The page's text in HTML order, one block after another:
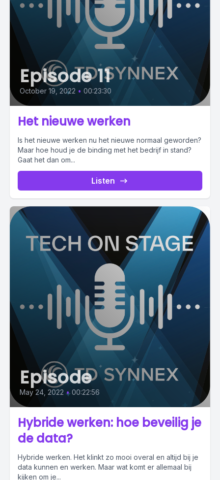
Episode 11
October 19, 2022 • 00:23:30
Het nieuwe werken
Is het nieuwe werken nu het nieuwe normaal geworden?
Maar hoe houd je de binding met het bedrijf in stand?
Gaat het dan om...
Listen
Episode
May 24, 2022 • 00:22:56
Hybride werken: hoe beveilig je
de data?
Hybride werken. Het klinkt zo mooi overal en altijd bij je
data kunnen en werken. Maar wat komt er allemaal bij
kijken om je...